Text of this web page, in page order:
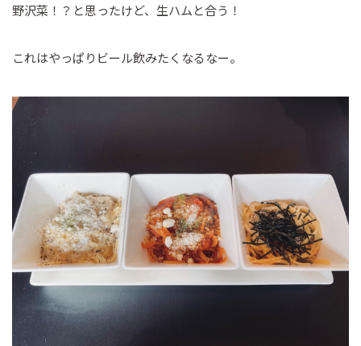
野沢菜！？と思ったけど、生ハムと合う！
これはやっぱりビール飲みたくなるなー。